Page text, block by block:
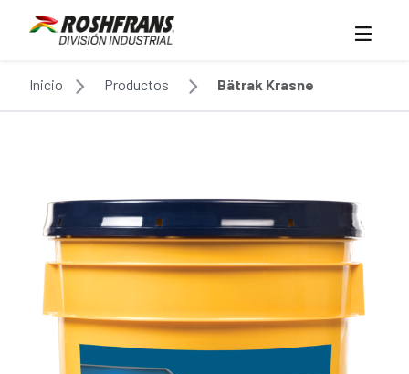
Inicio Productos Bätrak Krasne